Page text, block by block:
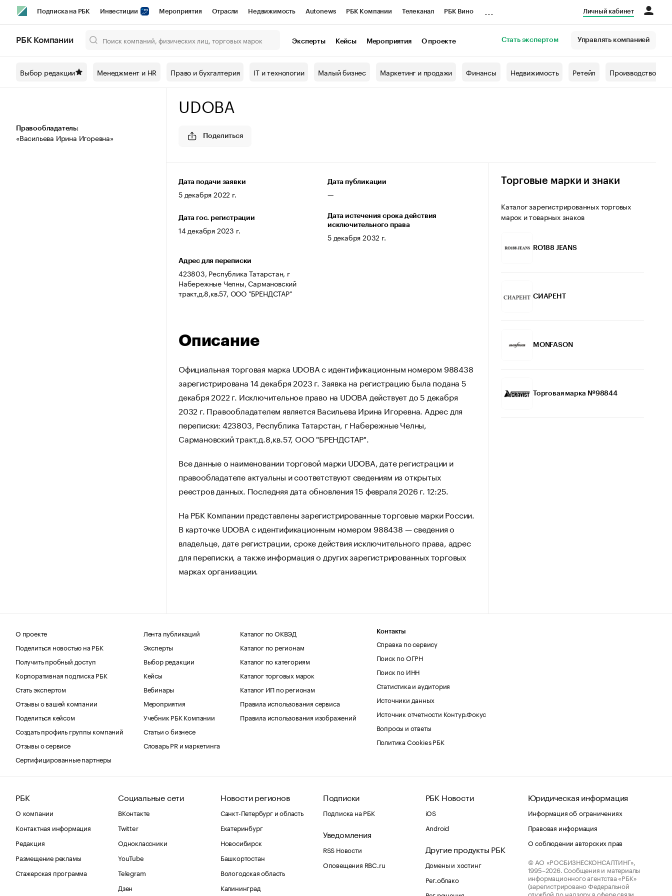
Подписка на РБК Инвестиции Мероприятия Отрасли Недвижимость Autonews РБК Компании Телеканал РБК Вино
Спецпроекты СПб Конференции СПб Спецпроекты Проверка контрагентов
Рынок наличной валюты
Личный кабинет
РБК Компании Эксперты Кейсы Мероприятия О проекте Стать экспертом Управлять компанией
Выбор редакции Менеджмент и HR Право и бухгалтерия IT и технологии Малый бизнес Маркетинг и продажи Финансы Недвижимость Ретейл Производство
Правообладатель:
«Васильева Ирина Игоревна»
UDOBA
Поделиться
Дата подачи заявки
5 декабря 2022 г.
Дата публикации
—
Дата гос. регистрации
14 декабря 2023 г.
Дата истечения срока действия
исключительного права
5 декабря 2032 г.
Адрес для переписки
423803, Республика Татарстан, г
Набережные Челны, Сармановский
тракт,д.8,кв.57, ООО "БРЕНДСТАР"
Описание
Официальная торговая марка UDOBA с идентификационным номером 988438
зарегистрирована 14 декабря 2023 г. Заявка на регистрацию была подана 5
декабря 2022 г. Исключительное право на UDOBA действует до 5 декабря
2032 г. Правообладателем является Васильева Ирина Игоревна. Адрес для
переписки: 423803, Республика Татарстан, г Набережные Челны,
Сармановский тракт,д.8,кв.57, ООО "БРЕНДСТАР".
Все данные о наименовании торговой марки UDOBA, дате регистрации и
правообладателе актуальны и соответствуют сведениям из открытых
реестров данных. Последняя дата обновления 15 февраля 2026 г. 12:25.
На РБК Компании представлены зарегистрированные торговые марки России.
В карточке UDOBA с идентификационным номером 988438 — сведения о
владельце, дате регистрации, сроке действия исключительного права, адрес
для переписки, а также информация о других зарегистрированных торговых
марках организации.
Торговые марки и знаки
Каталог зарегистрированных торговых
марок и товарных знаков
RO188 JEANS
СИАРЕНТ
MONFASON
Торговая марка №98844
О проекте
Поделиться новостью на РБК
Получить пробный доступ
Корпоративная подписка РБК
Стать экспертом
Отзывы о вашей компании
Поделиться кейсом
Создать профиль группы компаний
Отзывы о сервисе
Сертифицированные партнеры
Лента публикаций
Эксперты
Выбор редакции
Кейсы
Вебинары
Мероприятия
Учебник РБК Компании
Статьи о бизнесе
Словарь PR и маркетинга
Каталог по ОКВЭД
Каталог по регионам
Каталог по категориям
Каталог торговых марок
Каталог ИП по регионам
Правила использования сервиса
Правила использования изображений
Контакты
Справка по сервису
Поиск по ОГРН
Поиск по ИНН
Статистика и аудитория
Источники данных
Источник отчетности Контур.Фокус
Вопросы и ответы
Политика Cookies РБК
РБК
О компании
Контактная информация
Редакция
Размещение рекламы
Стажерская программа
Социальные сети
ВКонтакте
Twitter
Одноклассники
YouTube
Telegram
Дзен
Новости регионов
Санкт-Петербург и область
Екатеринбург
Новосибирск
Башкортостан
Вологодская область
Калининград
Подписки
Подписка на РБК
Уведомления
RSS Новости
Оповещения RBC.ru
РБК Новости
iOS
Android
Другие продукты РБК
Домены и хостинг
Рег.облако
Юридическая информация
Информация об ограничениях
Правовая информация
О соблюдении авторских прав
© АО «РОСБИЗНЕСКОНСАЛТИНГ»,
1995–2026. Сообщения и материалы
информационного агентства «РБК»
(зарегистрировано Федеральной
службой по надзору в сфере связи,